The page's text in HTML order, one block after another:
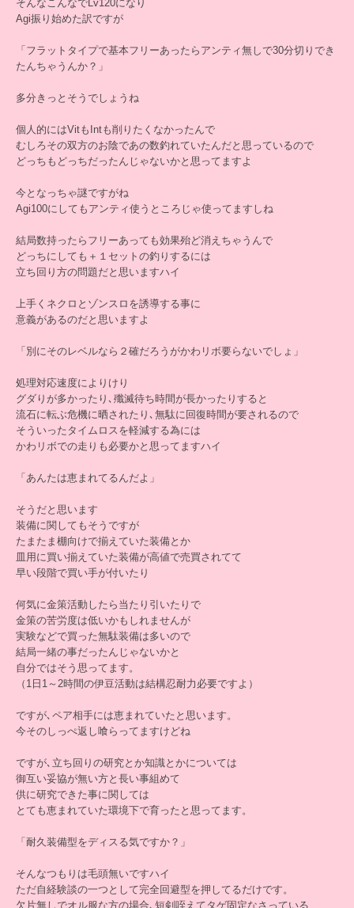
そんなこんなでLv120になり
Agi振り始めた訳ですが
「フラットタイプで基本フリーあったらアンティ無しで30分切りでき
たんちゃうんか？」
多分きっとそうでしょうね
個人的にはVitもIntも削りたくなかったんで
むしろその双方のお陰であの数釣れていたんだと思っているので
どっちもどっちだったんじゃないかと思ってますよ
今となっちゃ謎ですがね
Agi100にしてもアンティ使うところじゃ使ってますしね
結局数持ったらフリーあっても効果殆ど消えちゃうんで
どっちにしても＋１セットの釣りするには
立ち回り方の問題だと思いますハイ
上手くネクロとゾンスロを誘導する事に
意義があるのだと思いますよ
「別にそのレベルなら２確だろうがかわリボ要らないでしょ」
処理対応速度によりけり
グダりが多かったり､殲滅待ち時間が長かったりすると
流石に転ぶ危機に晒されたり､無駄に回復時間が要されるので
そういったタイムロスを軽減する為には
かわリボでの走りも必要かと思ってますハイ
「あんたは恵まれてるんだよ」
そうだと思います
装備に関してもそうですが
たまたま棚向けで揃えていた装備とか
皿用に買い揃えていた装備が高値で売買されてて
早い段階で買い手が付いたり
何気に金策活動したら当たり引いたりで
金策の苦労度は低いかもしれませんが
実験などで買った無駄装備は多いので
結局一緒の事だったんじゃないかと
自分ではそう思ってます。
（1日1～2時間の伊豆活動は結構忍耐力必要ですよ）
ですが､ペア相手には恵まれていたと思います。
今そのしっぺ返し喰らってますけどね
ですが､立ち回りの研究とか知識とかについては
御互い妥協が無い方と長い事組めて
供に研究できた事に関しては
とても恵まれていた環境下で育ったと思ってます。
「耐久装備型をディスる気ですか？」
そんなつもりは毛頭無いですハイ
ただ自経験談の一つとして完全回避型を押してるだけです。
欠片無しでオル服な方の場合､短剣咥えてタゲ固定なさっている